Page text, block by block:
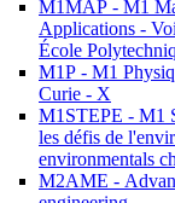
M1MAP - M1
Applications -
École
M1P - M1
Curie - X
M1STEPE - M1
les défis de
environmentals
M2AME -